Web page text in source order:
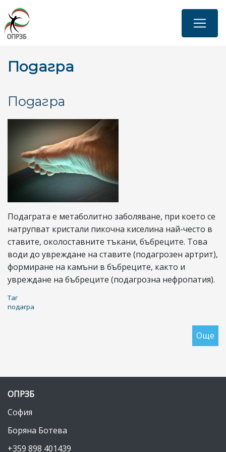
Подагра
Подагра
Подаграта е метаболитно заболяване, при което се
натрупват кристали пикочна киселина най-често в
ставите, околоставните тъкани, бъбреците. Това
води до увреждане на ставите (подагрозен артрит),
формиране на камъни в бъбреците, както и
увреждане на бъбреците (подагрозна нефропатия).
Таг
подагра
Още
ОПРЗБ
София
Боряна Ботева
+359 898 401439